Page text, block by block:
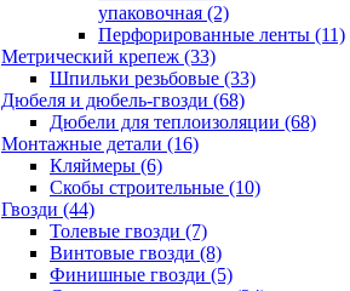
упаковочная (2)
Перфорированные ленты (11)
Метрический крепеж (33)
Шпильки резьбовые (33)
Дюбеля и дюбель-гвозди (68)
Дюбели для теплоизоляции (68)
Монтажные детали (16)
Кляймеры (6)
Скобы строительные (10)
Гвозди (44)
Толевые гвозди (7)
Винтовые гвозди (8)
Финишные гвозди (5)